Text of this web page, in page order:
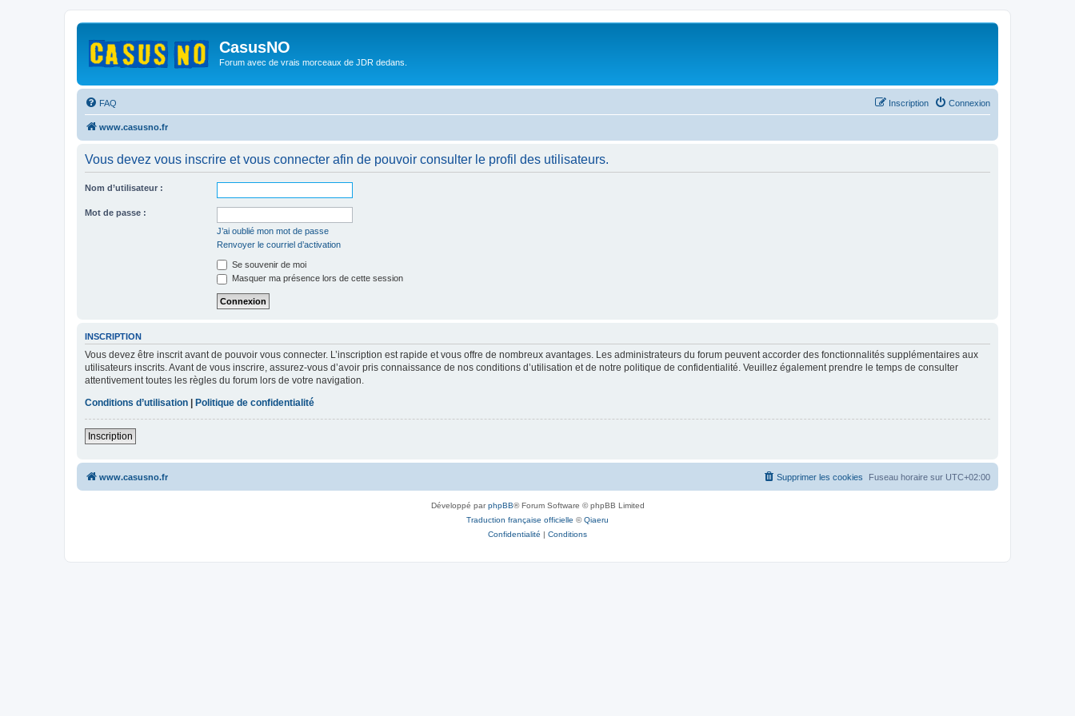
CasusNO
Forum avec de vrais morceaux de JDR dedans.
FAQ Connexion
Inscription
www.casusno.fr
Vous devez vous inscrire et vous connecter afin de pouvoir consulter le profil des utilisateurs.
Nom d’utilisateur :
Mot de passe :
J’ai oublié mon mot de passe
Renvoyer le courriel d’activation
Se souvenir de moi
Masquer ma présence lors de cette session
INSCRIPTION
Vous devez être inscrit avant de pouvoir vous connecter. L’inscription est rapide et vous offre de nombreux avantages. Les administrateurs du forum peuvent accorder des fonctionnalités supplémentaires aux
utilisateurs inscrits. Avant de vous inscrire, assurez-vous d’avoir pris connaissance de nos conditions d’utilisation et de notre politique de confidentialité. Veuillez également prendre le temps de consulter
attentivement toutes les règles du forum lors de votre navigation.
Conditions d’utilisation
Politique de confidentialité
Inscription
www.casusno.fr Fuseau horaire sur UTC+02:00
Supprimer les cookies
Développé parphpBB® Forum Software © phpBB Limited
Traduction française officielle ©Qiaeru
Confidentialité | Conditions